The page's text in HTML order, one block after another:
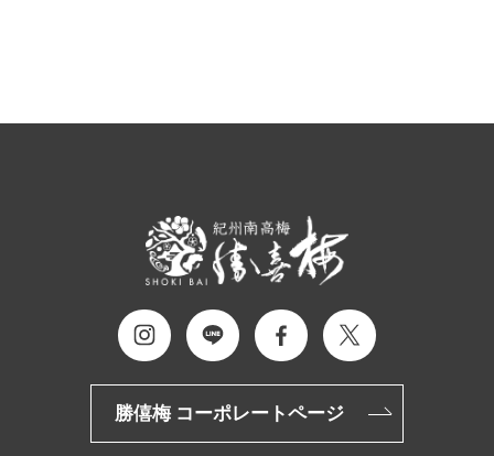
勝僖梅 コーポレートページ